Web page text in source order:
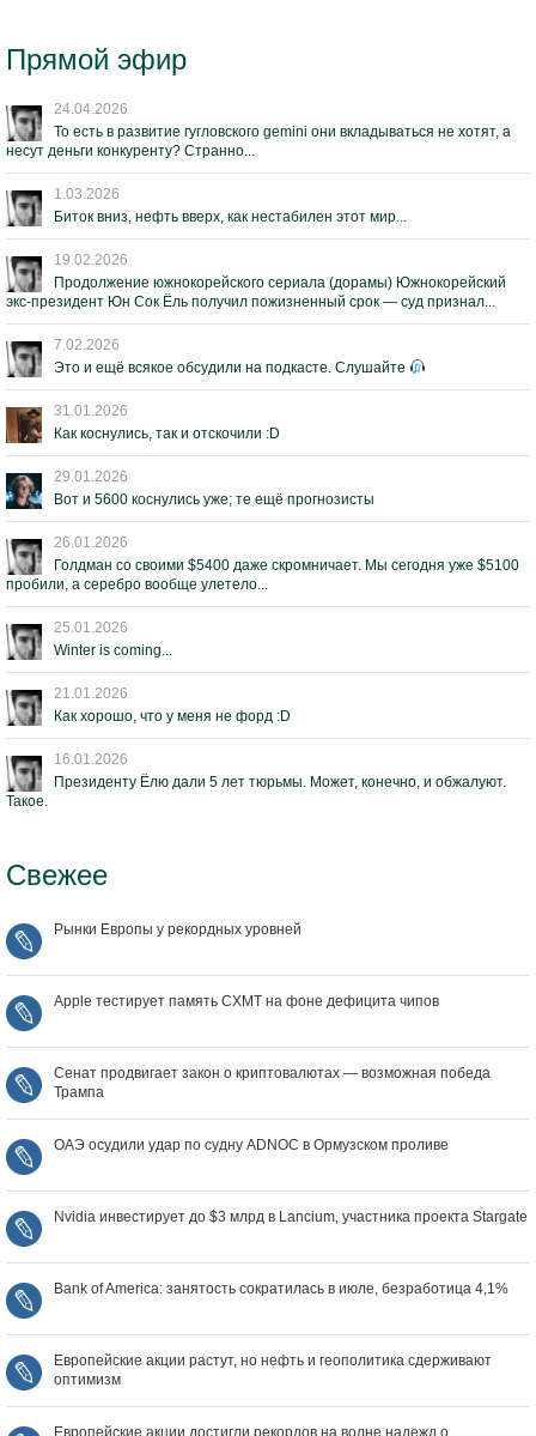
Прямой эфир
24.04.2026
То есть в развитие гугловского gemini они вкладываться не хотят, а
несут деньги конкуренту? Странно...
1.03.2026
Биток вниз, нефть вверх, как нестабилен этот мир...
19.02.2026
Продолжение южнокорейского сериала (дорамы) Южнокорейский
экс-президент Юн Сок Ёль получил пожизненный срок — суд признал...
7.02.2026
Это и ещё всякое обсудили на подкасте. Слушайте
31.01.2026
Как коснулись, так и отскочили :D
29.01.2026
Вот и 5600 коснулись уже; те ещё прогнозисты
26.01.2026
Голдман со своими $5400 даже скромничает. Мы сегодня уже $5100
пробили, а серебро вообще улетело...
25.01.2026
Winter is coming...
21.01.2026
Как хорошо, что у меня не форд :D
16.01.2026
Президенту Ёлю дали 5 лет тюрьмы. Может, конечно, и обжалуют.
Такое.
Свежее
Рынки Европы у рекордных уровней
Apple тестирует память CXMT на фоне дефицита чипов
Сенат продвигает закон о криптовалютах — возможная победа
Трампа
ОАЭ осудили удар по судну ADNOC в Ормузском проливе
Nvidia инвестирует до $3 млрд в Lancium, участника проекта Stargate
Bank of America: занятость сократилась в июле, безработица 4,1%
Европейские акции растут, но нефть и геополитика сдерживают
оптимизм
Европейские акции достигли рекордов на волне надежд о